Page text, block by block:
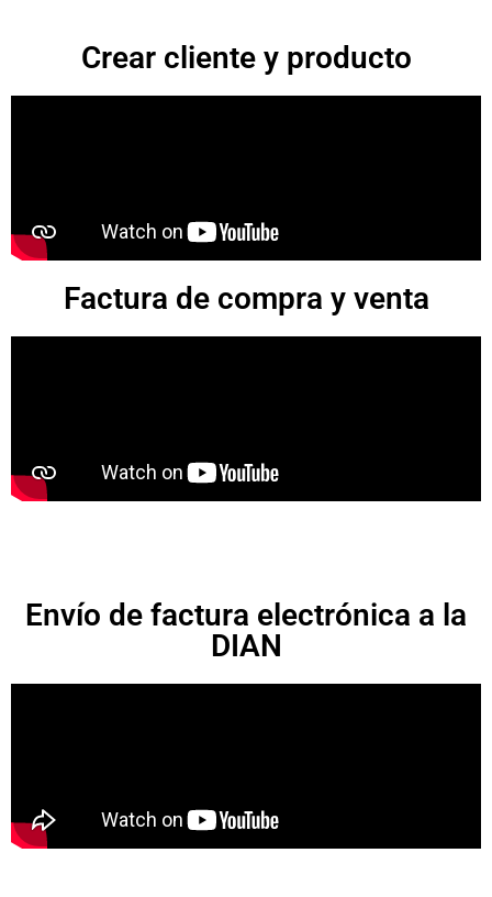
Crear cliente y producto
Factura de compra y venta
Envío de factura electrónica a la
DIAN